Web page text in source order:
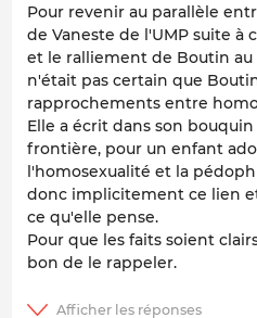
Pour revenir au parallèle
de Vaneste de l'UMP suite à
et le ralliement de Boutin au
n'était pas certain que
rapprochements entre
Elle a écrit dans son
frontière, pour un enfant
l'homosexualité et la
donc implicitement ce lien
ce qu'elle pense.
Pour que les faits soient
bon de le rappeler.